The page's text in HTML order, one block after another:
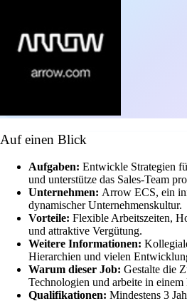
Auf einen Blick
Aufgaben: Entwickle Strategien
und unterstütze das Sales-Team
Unternehmen: Arrow ECS, ein
dynamischer Unternehmenskultur.
Vorteile: Flexible Arbeitszeiten,
und attraktive Vergütung.
Weitere Informationen:
Hierarchien und vielen
Warum dieser Job: Gestalte die
Technologien und arbeite in einem
Qualifikationen: Mindestens 3